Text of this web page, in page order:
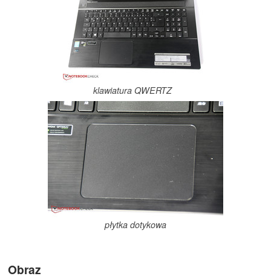
klawiatura QWERTZ
płytka dotykowa
Obraz